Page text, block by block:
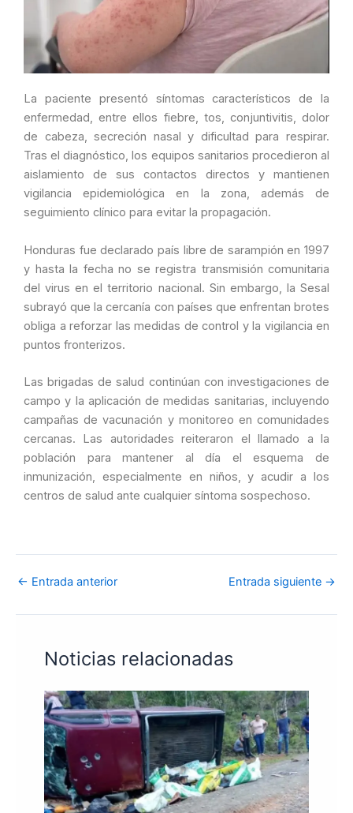
La paciente presentó síntomas característicos de la
enfermedad, entre ellos fiebre, tos, conjuntivitis, dolor
de cabeza, secreción nasal y dificultad para respirar.
Tras el diagnóstico, los equipos sanitarios procedieron al
aislamiento de sus contactos directos y mantienen
vigilancia epidemiológica en la zona, además de
seguimiento clínico para evitar la propagación.
Honduras fue declarado país libre de sarampión en 1997
y hasta la fecha no se registra transmisión comunitaria
del virus en el territorio nacional. Sin embargo, la Sesal
subrayó que la cercanía con países que enfrentan brotes
obliga a reforzar las medidas de control y la vigilancia en
puntos fronterizos.
Las brigadas de salud continúan con investigaciones de
campo y la aplicación de medidas sanitarias, incluyendo
campañas de vacunación y monitoreo en comunidades
cercanas. Las autoridades reiteraron el llamado a la
población para mantener al día el esquema de
inmunización, especialmente en niños, y acudir a los
centros de salud ante cualquier síntoma sospechoso.
← Entrada anterior Entrada siguiente →
Noticias relacionadas